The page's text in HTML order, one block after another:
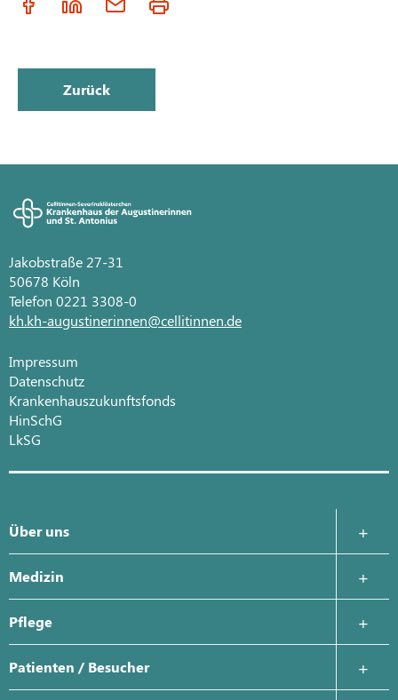
Zurück
Jakobstraße 27-31
50678 Köln
Telefon 0221 3308-0
kh.kh-augustinerinnen@cellitinnen.de
Impressum
Datenschutz
Krankenhauszukunftsfonds
HinSchG
LkSG
Über uns
Krankenhausleitung
Geschichte
Qualitäts- und Risikomanagement
Medizin
Zentrale Notaufnahme
Intensivstation
Pflege
Ansprechpartner
Patienten / Besucher